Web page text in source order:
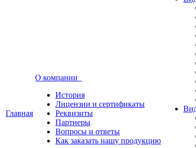
Главная
О компании
История
Лицензии и сертификаты
Реквизиты
Партнеры
Вопросы и ответы
Как заказать нашу продукцию